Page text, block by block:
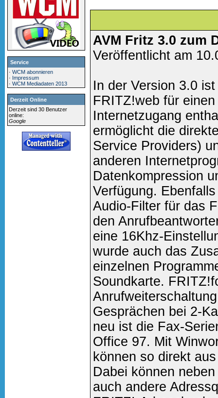
Service
·WCM abonnieren
· Impressum
·WCM Mediadaten 2013
Derzeit Online
Derzeit sind 30 Benutzer
online:
Google
AVM Fritz 3.0 zum
Veröffentlicht am
In der Version 3.0
FRITZ!web für
Internetzugang
ermöglicht die
Service Providers)
anderen
Datenkompression
Verfügung.
Audio-Filter für das
den
eine 16Khz-
wurde auch das
einzelnen
Soundkarte.
Gesprächen bei 2-
neu ist die Fax-
Office 97. Mit
können so direkt
Dabei können
auch andere